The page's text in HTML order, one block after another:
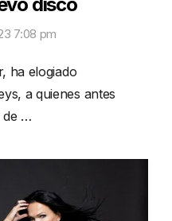
7:08 pm
ha elogiado
a quienes antes
de …